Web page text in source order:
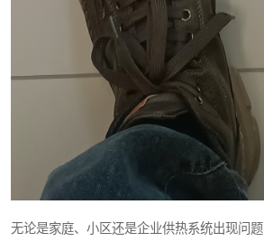
无论是家庭、小区还是企业供热系统出现问